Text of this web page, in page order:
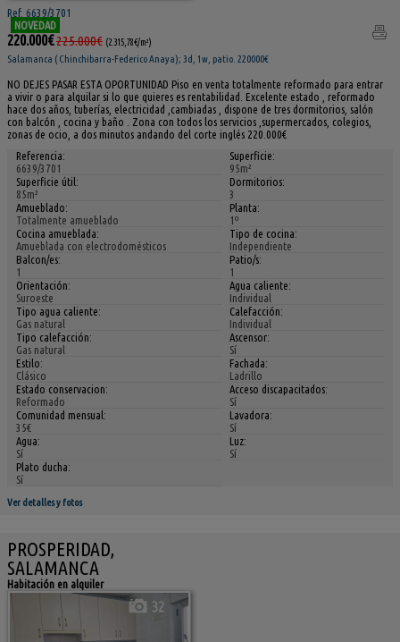
Ref. 6639/3701
NOVEDAD
220.000€225.000€ (2.315,78€/m²)
Salamanca ( Chinchibarra-Federico Anaya); 3d, 1w, patio. 220000€
NO DEJES PASAR ESTA OPORTUNIDAD Piso en venta totalmente reformado para entrar
a vivir o para alquilar si lo que quieres es rentabilidad. Excelente estado , reformado
hace dos años, tuberías, electricidad ,cambiadas , dispone de tres dormitorios, salón
con balcón , cocina y baño . Zona con todos los servicios ,supermercados, colegios,
zonas de ocio, a dos minutos andando del corte inglés 220.000€
Referencia:
6639/3701
Superficie:
95m²
Superficie útil:
85m²
Dormitorios:
3
Amueblado:
Totalmente amueblado
Planta:
1º
Cocina amueblada:
Amueblada con electrodomésticos
Tipo de cocina:
Independiente
Balcon/es:
1
Patio/s:
1
Orientación:
Suroeste
Agua caliente:
Individual
Tipo agua caliente:
Gas natural
Calefacción:
Individual
Tipo calefacción:
Gas natural
Ascensor:
Sí
Estilo:
Clásico
Fachada:
Ladrillo
Estado conservacion:
Reformado
Acceso discapacitados:
Sí
Comunidad mensual:
35€
Lavadora:
Sí
Agua:
Sí
Luz:
Sí
Plato ducha:
Sí
Ver detalles y fotos
PROSPERIDAD,
SALAMANCA
Habitación en alquiler
32